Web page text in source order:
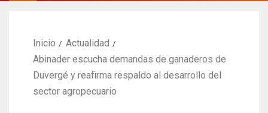
Inicio
Actualidad
Abinader escucha demandas de ganaderos de
Duvergé y reafirma respaldo al desarrollo del
sector agropecuario